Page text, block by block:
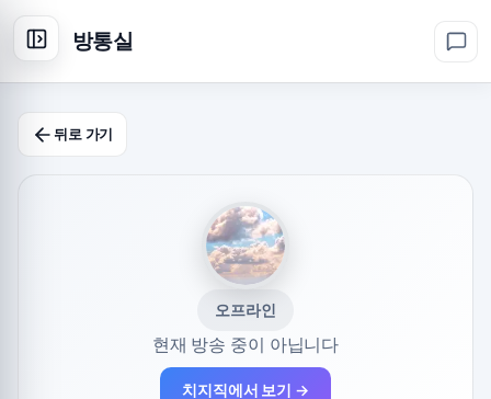
방통실
뒤로 가기
오프라인
현재 방송 중이 아닙니다
치지직에서 보기 →